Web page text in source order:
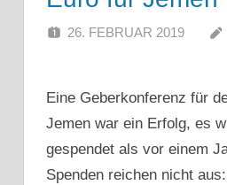
26. FEBRUAR 2019
Eine Geberkonferenz für
Jemen war ein Erfolg, es
gespendet als vor einem
Spenden reichen nicht